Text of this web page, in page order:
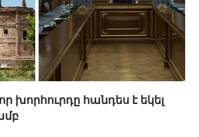
խորհուրդը հանդես է եկել